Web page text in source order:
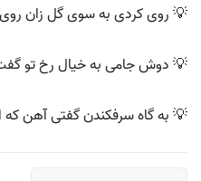
💡 روی کردی به سوی گل زان
💡 دوش جامی به خیال رخ تو
💡 به گاه سرفکندن گفتی آهن